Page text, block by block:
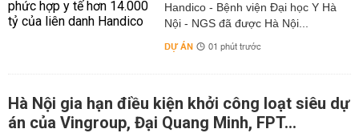
Handico - Bệnh viện Đại học Y Hà
Nội - NGS đã được Hà Nội...
DỰ ÁN 01 phút trước
Hà Nội gia hạn điều kiện khởi công loạt siêu dự
án của Vingroup, Đại Quang Minh, FPT...